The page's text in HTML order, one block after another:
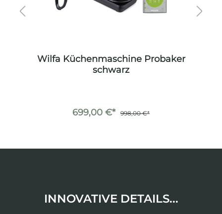
Wilfa Küchenmaschine Probaker
schwarz
699,00 €* 998,00 €*
INNOVATIVE DETAILS...